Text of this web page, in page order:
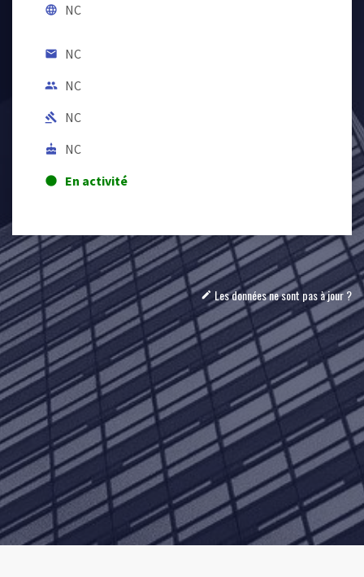
language NC
email NC
people NC
gavel NC
cake NC
lens En activité
mode_editLes données ne sont pas à jour ?